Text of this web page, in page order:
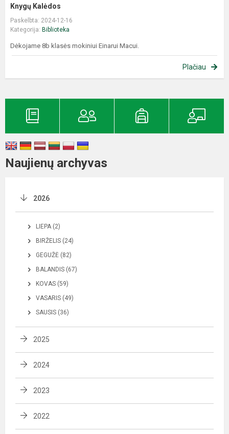
Knygų Kalėdos
Paskelbta: 2024-12-16
Kategorija: Biblioteka
Dėkojame 8b klasės mokiniui Einarui Macui.
Plačiau
Naujienų archyvas
2026
LIEPA (2)
BIRŽELIS (24)
GEGUŽĖ (82)
BALANDIS (67)
KOVAS (59)
VASARIS (49)
SAUSIS (36)
2025
2024
2023
2022